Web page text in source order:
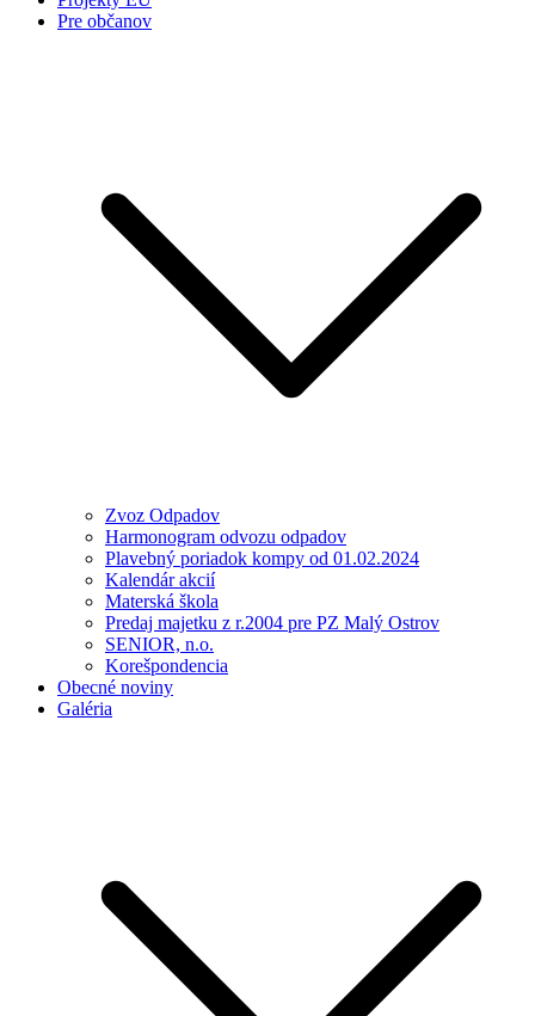
Pre občanov
Zvoz Odpadov
Harmonogram odvozu odpadov
Plavebný poriadok kompy od 01.02.2024
Kalendár akcií
Materská škola
Predaj majetku z r.2004 pre PZ Malý Ostrov
SENIOR, n.o.
Korešpondencia
Obecné noviny
Galéria